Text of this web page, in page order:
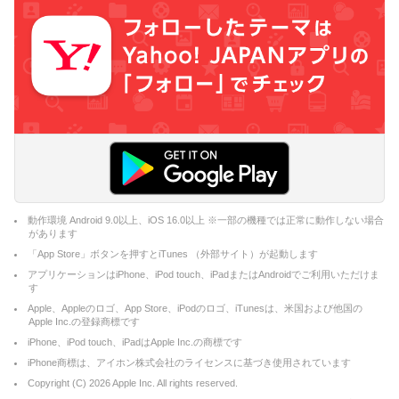
動作環境 Android 9.0以上、iOS 16.0以上 ※一部の機種では正常に動作しない場合
があります
「App Store」ボタンを押すとiTunes （外部サイト）が起動します
アプリケーションはiPhone、iPod touch、iPadまたはAndroidでご利用いただけま
す
Apple、Appleのロゴ、App Store、iPodのロゴ、iTunesは、米国および他国の
Apple Inc.の登録商標です
iPhone、iPod touch、iPadはApple Inc.の商標です
iPhone商標は、アイホン株式会社のライセンスに基づき使用されています
Copyright (C) 2026Apple Inc. All rights reserved.